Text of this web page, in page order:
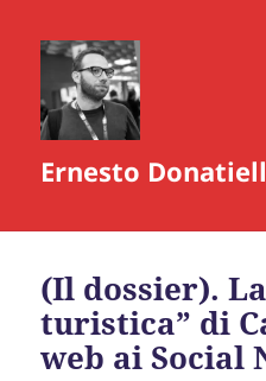
Ernesto
(Il dossier).
turistica” di
web ai Social